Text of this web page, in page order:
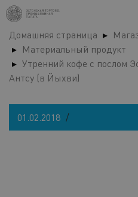
Перейти
основному
содержанию
Домашняя страница
Материальный продукт
Утренний кофе с послом
Антсу (в Йыхви)
01.02.2018